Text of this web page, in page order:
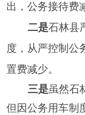
出，公务接待费
二是石林县
度，从严控制公
置费减少。
三是虽然石
但因公务用车制